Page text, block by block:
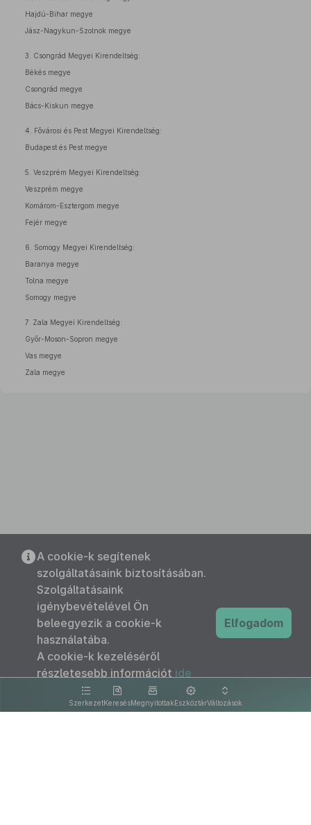
Hajdú-Bihar megye
Jász-Nagykun-Szolnok megye
3. Csongrád Megyei Kirendeltség:
Békés megye
Csongrád megye
Bács-Kiskun megye
4. Fővárosi és Pest Megyei Kirendeltség:
Budapest és Pest megye
5. Veszprém Megyei Kirendeltség:
Veszprém megye
Komárom-Esztergom megye
Fejér megye
6. Somogy Megyei Kirendeltség:
Baranya megye
Tolna megye
Somogy megye
7. Zala Megyei Kirendeltség:
Győr-Moson-Sopron megye
Vas megye
Zala megye
SzerkezetKeresésMegnyitottakEszköztárVáltozások
A cookie-k segítenek
szolgáltatásaink biztosításában.
Szolgáltatásaink
igénybevételével Ön
beleegyezik a cookie-k
használatába.
A cookie-k kezeléséről
részletesebb információt ide
kattintva olvashat.
Elfogadom